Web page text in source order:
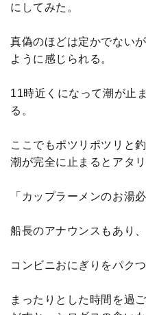
にしてみた。
真偽のほどは定かでない
ように感じられる。
11時近くになって潮が止
る。
ここでもポツリポツリと
潮が完全に止まるとアタ
「カップラーメンのお湯
船長のアナウンスもあり
コンビニおにぎりをパクつ
まったりとした時間を過